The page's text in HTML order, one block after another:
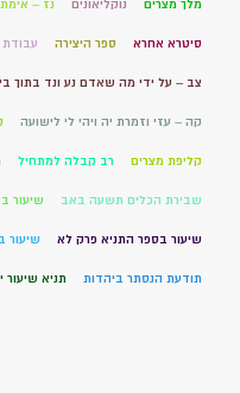
מלך מצרים נוקליאונים נז –
סיטרא אחרא ספר היצירה
צב – על ידי מה שאדם נע ונד בתוך
קה – עזי וזמרת יה ויהי לי לישועה
קליפת מצרים רב קבלה למתחיל
שבירת הכלים תשעה באב שיעור
שיעור בספר התניא פרק לא שיעור
תודעת הנסתר ביהדות תניא שיעור